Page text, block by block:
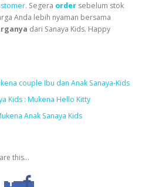
. Segera order sebelum stok
Anda lebih nyaman bersama
dari Sanaya Kids. Happy
couple Ibu dan Anak Sanaya-Kids
Kids : Mukena Hello Kitty
Anak Sanaya Kids
this...